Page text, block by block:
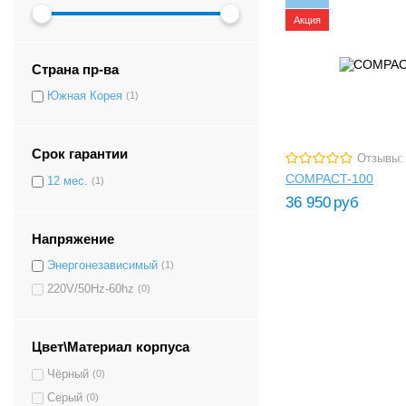
Страна пр-ва
Южная Корея (1)
Срок гарантии
12 мес. (1)
Напряжение
Энергонезависимый (1)
220V/50Hz-60hz (0)
Цвет\Материал корпуса
Чёрный (0)
Серый (0)
Акция
Отзывы:
COMPACT-100
36 950 руб